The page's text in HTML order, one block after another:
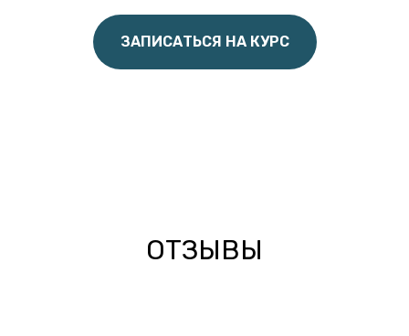
ЗАПИСАТЬСЯ НА КУРС
ОТЗЫВЫ